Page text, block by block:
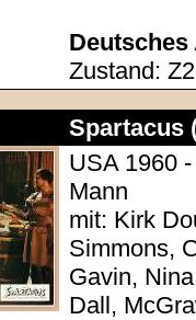
Deutsches
Zustand: Z2
Spartacus
USA 1960
Mann
mit: Kirk
Simmons,
Gavin,
Dall,